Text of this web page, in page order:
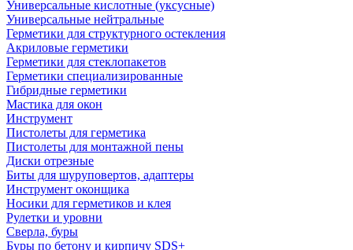
Универсальные кислотные (уксусные)
Универсальные нейтральные
Герметики для структурного остекления
Акриловые герметики
Герметики для стеклопакетов
Герметики специализированные
Гибридные герметики
Мастика для окон
Инструмент
Пистолеты для герметика
Пистолеты для монтажной пены
Диски отрезные
Биты для шуруповертов, адаптеры
Инструмент оконщика
Носики для герметиков и клея
Рулетки и уровни
Сверла, буры
Буры по бетону и кирпичу SDS+